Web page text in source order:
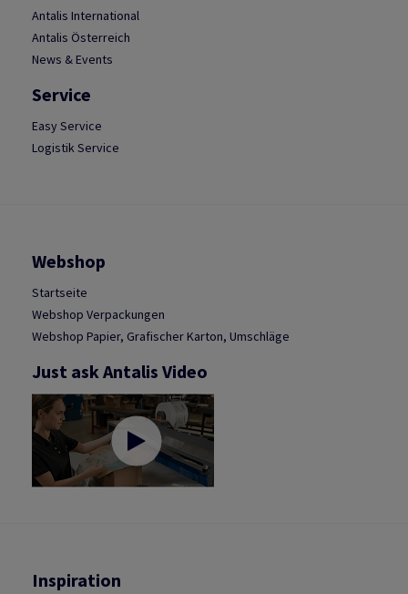
Antalis International
Antalis Österreich
News & Events
Service
Easy Service
Logistik Service
Webshop
Startseite
Webshop Verpackungen
Webshop Papier, Grafischer Karton, Umschläge
Just ask Antalis Video
Inspiration